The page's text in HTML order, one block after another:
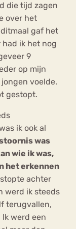
die tijd zagen
over het
gaf het
ik het nog
9
op mijn
voelde.
gestopt.
ik ook al
was
wie ik was,
het erkennen
achter
werd ik steeds
terugvallen,
werd een